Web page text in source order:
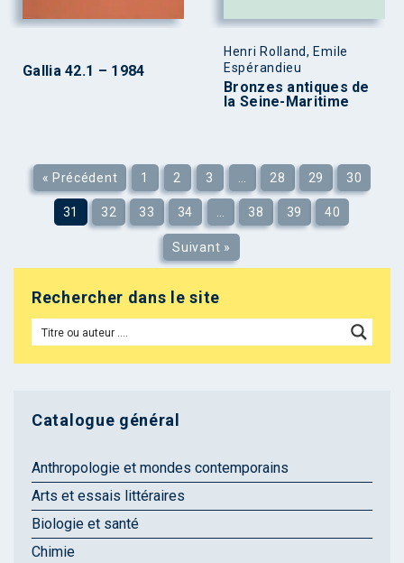
Gallia 42.1 – 1984
Henri Rolland, Emile
Espérandieu
Bronzes antiques de
la Seine-Maritime
« Précédent 1 2 3 28 29 30
31 32 33 34 … 38 39 40
Suivant »
Rechercher dans le site
Catalogue général
Anthropologie et mondes contemporains
Arts et essais littéraires
Biologie et santé
Chimie